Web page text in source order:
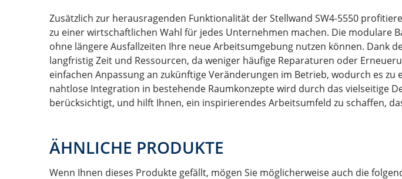
Zusätzlich zur herausragenden Funktionalität der Stellwand SW4-5550
zu einer wirtschaftlichen Wahl für jedes Unternehmen machen. Die modulare
ohne längere Ausfallzeiten Ihre neue Arbeitsumgebung nutzen können. Dank
langfristig Zeit und Ressourcen, da weniger häufige Reparaturen oder
einfachen Anpassung an zukünftige Veränderungen im Betrieb, wodurch es
nahtlose Integration in bestehende Raumkonzepte wird durch das vielseitige
berücksichtigt, und hilft Ihnen, ein inspirierendes Arbeitsumfeld zu schaffen,
ÄHNLICHE PRODUKTE
Wenn Ihnen dieses Produkte gefällt, mögen Sie möglicherweise auch die